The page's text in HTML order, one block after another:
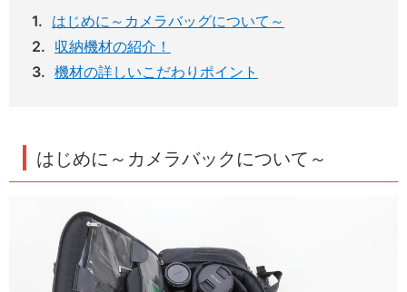
はじめに～カメラバッグについて～
収納機材の紹介！
機材の詳しいこだわりポイント
はじめに～カメラバックについて～